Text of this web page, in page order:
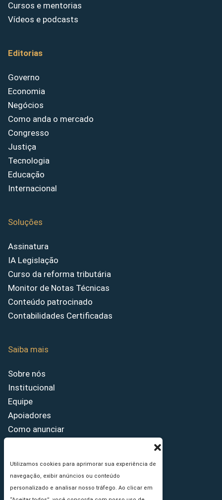
Utilizamos cookies para aprimorar sua experiência de
navegação, exibir anúncios ou conteúdo
personalizado e analisar nosso tráfego. Ao clicar em
Cursos e mentorias
Vídeos e podcasts
Editorias
Governo
Economia
Negócios
Como anda o mercado
Congresso
Justiça
Tecnologia
Educação
Internacional
Soluções
Assinatura
IA Legislação
Curso da reforma tributária
Monitor de Notas Técnicas
Conteúdo patrocinado
Contabilidades Certificadas
Saiba mais
Sobre nós
Institucional
Equipe
Apoiadores
Como anunciar
Princípios Editoriais